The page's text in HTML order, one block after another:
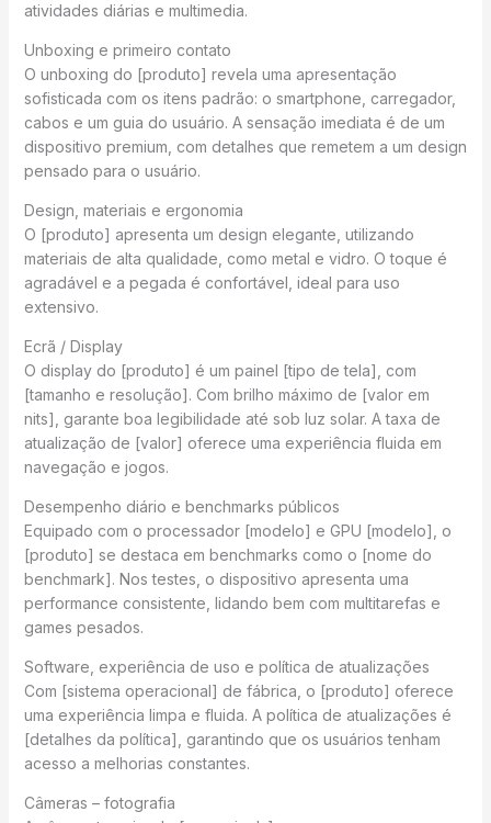
atividades diárias e multimedia.
Unboxing e primeiro contato
O unboxing do [produto] revela uma apresentação
sofisticada com os itens padrão: o smartphone, carregador,
cabos e um guia do usuário. A sensação imediata é de um
dispositivo premium, com detalhes que remetem a um design
pensado para o usuário.
Design, materiais e ergonomia
O [produto] apresenta um design elegante, utilizando
materiais de alta qualidade, como metal e vidro. O toque é
agradável e a pegada é confortável, ideal para uso
extensivo.
Ecrã / Display
O display do [produto] é um painel [tipo de tela], com
[tamanho e resolução]. Com brilho máximo de [valor em
nits], garante boa legibilidade até sob luz solar. A taxa de
atualização de [valor] oferece uma experiência fluida em
navegação e jogos.
Desempenho diário e benchmarks públicos
Equipado com o processador [modelo] e GPU [modelo], o
[produto] se destaca em benchmarks como o [nome do
benchmark]. Nos testes, o dispositivo apresenta uma
performance consistente, lidando bem com multitarefas e
games pesados.
Software, experiência de uso e política de atualizações
Com [sistema operacional] de fábrica, o [produto] oferece
uma experiência limpa e fluida. A política de atualizações é
[detalhes da política], garantindo que os usuários tenham
acesso a melhorias constantes.
Câmeras – fotografia